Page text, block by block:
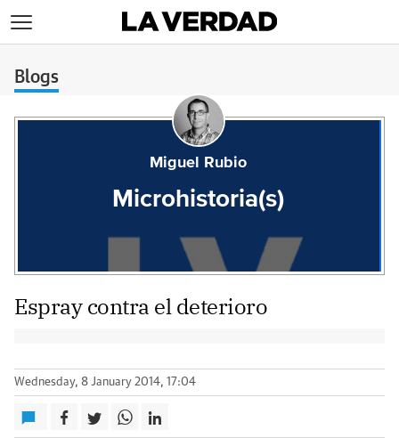
Blogs
Miguel Rubio
Microhistoria(s)
Espray contra el deterioro
Wednesday, 8 January 2014, 17:04